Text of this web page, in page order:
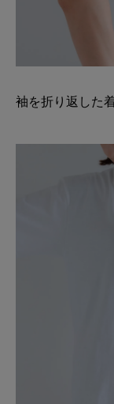
袖を折り返した